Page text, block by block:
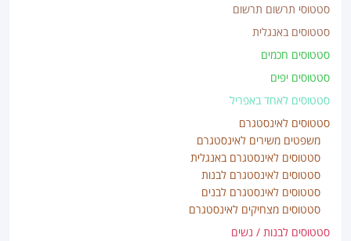
סטטוסי תרשום תרשום
סטטוסים באנגלית
סטטוסים חכמים
סטטוסים יפים
סטטוסים לאחד באפריל
סטטוסים לאינסטגרם
משפטים משירים לאינסטגרם
סטטוסים לאינסטגרם באנגלית
סטטוסים לאינסטגרם לבנות
סטטוסים לאינסטגרם לבנים
סטטוסים מצחיקים לאינסטגרם
סטטוסים לבנות / נשים